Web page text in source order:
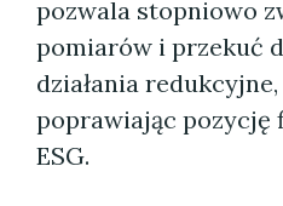
pozwala stopniowo
pomiarów i przekuć
działania
poprawiając pozycję
ESG.